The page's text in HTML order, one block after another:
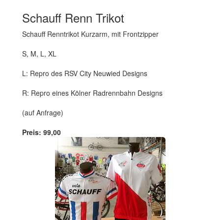
Schauff Renn Trikot
Schauff Renntrikot Kurzarm, mit Frontzipper
S, M, L, XL
L: Repro des RSV City Neuwied Designs
R: Repro eines Kölner Radrennbahn Designs
(auf Anfrage)
Preis: 99,00